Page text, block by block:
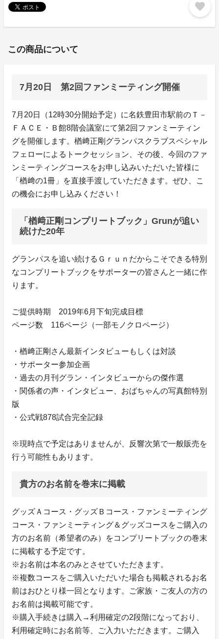
favorite
この商品について
7月20日 第2回ファンミーティング開催
7月20日（12時30分開始予定）に名鉄豊田市駅前のＴ－
ＦＡＣＥ・Ｂ館8階会議室にて第2回ファンミーティン
グを開催します。楢﨑正剛グランパスクラブスペシャル
フェローによるトークセッション、その後、今回のファ
ンミーティングコースをお申し込みいただいた皆様に
「楢﨑の1冊」を直接手渡していただきます。ぜひ、こ
の機会にお申し込みください！
「楢﨑正剛コンプリートブック」Grunが追い
続けた20年
グランパスを追い続けるＧｒｕｎだからこそできる特別
なコンプリートブックをサポーターの皆さんと一緒に作
ります。
ご提供時期 2019年6月下旬完成目標
ページ数 116ページ（一部モノクロページ）
・楢﨑正剛さん最新インタビューもしくは対談
・サポーター参加企画
・過去の月刊グラン・インタビューからの傑作選
・関係者の声・インタビュー、おばちゃんの写真館特別
版
・公式戦878試合完全記録
※現時点で予定はありませんが、反響次第で一般販売を
行う可能性もあります。
貴方のお名前を巻末に掲載
グッズＡコース・グッズＢコース・ファンミーティング
コース・ファンミーティング＆グッズコースをご購入の
方のお名前（希望者のみ）をコンプリートブックの巻末
に掲載する予定です。
※お名前は本名のみとさせていただきます。
※複数コースをご購入いただいた場合も掲載されるお名
前はおひとり様一回となります。ご家族・ご友人の方の
お名前は掲載可能です。
※購入手続きは購入→利用確定の2段階になっており、
利用確定時にお名前等、ご入力いただきます。ご購入